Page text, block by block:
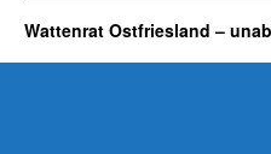
Wattenrat Ostfriesland –